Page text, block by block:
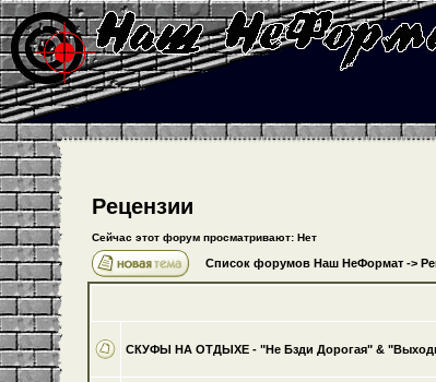
Рецензии
Сейчас этот форум просматривают: Нет
Список форумов Наш НеФормат->
СКУФЫ НА ОТДЫХЕ - "Не Бзди Дорогая" &